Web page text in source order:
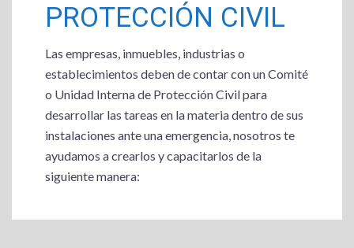
PROTECCIÓN CIVIL
Las empresas, inmuebles, industrias o
establecimientos deben de contar con un Comité
o Unidad Interna de Protección Civil para
desarrollar las tareas en la materia dentro de sus
instalaciones ante una emergencia, nosotros te
ayudamos a crearlos y capacitarlos de la
siguiente manera: